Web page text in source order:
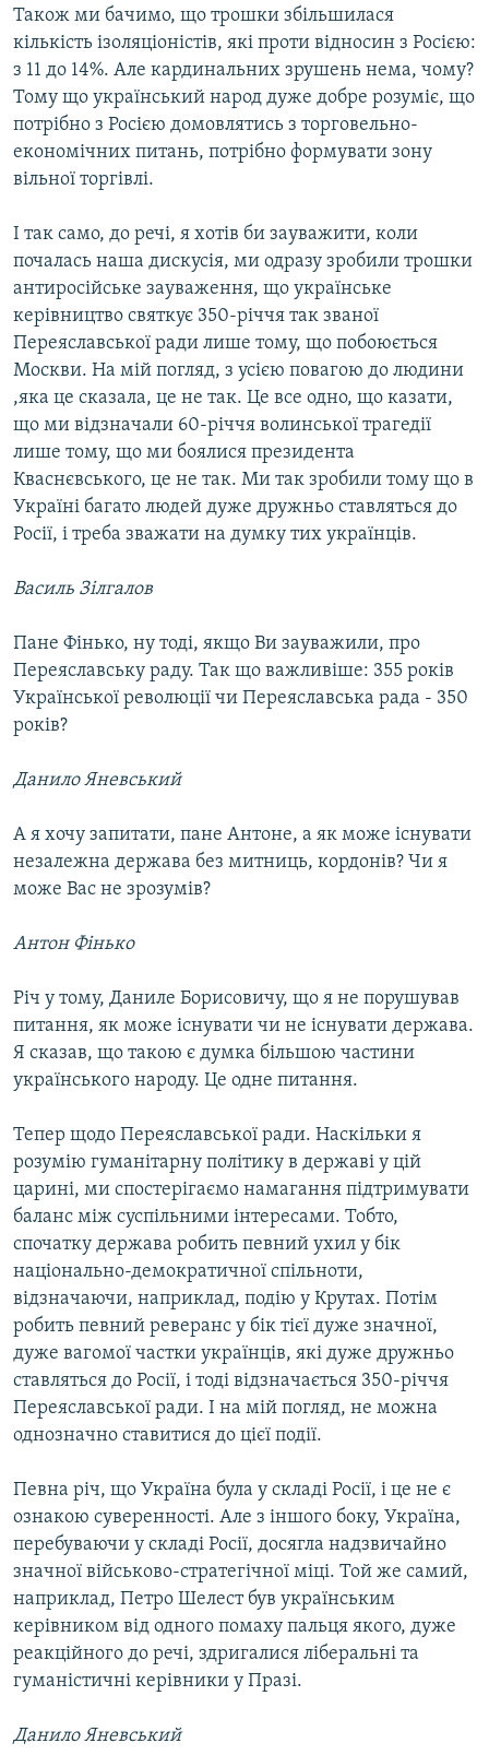
Також ми бачимо, що трошки збільшилася
кількість ізоляціоністів, які проти відносин з Росією:
з 11 до 14%. Але кардинальних зрушень нема, чому?
Тому що український народ дуже добре розуміє, що
потрібно з Росією домовлятись з торговельно-
економічних питань, потрібно формувати зону
вільної торгівлі.
І так само, до речі, я хотів би зауважити, коли
почалась наша дискусія, ми одразу зробили трошки
антиросійське зауваження, що українське
керівництво святкує 350-річчя так званої
Переяславської ради лише тому, що побоюється
Москви. На мій погляд, з усією повагою до людини
,яка це сказала, це не так. Це все одно, що казати,
що ми відзначали 60-річчя волинської трагедії
лише тому, що ми боялися президента
Кваснєвського, це не так. Ми так зробили тому що в
Україні багато людей дуже дружньо ставляться до
Росії, і треба зважати на думку тих українців.
Василь Зілгалов
Пане Фінько, ну тоді, якщо Ви зауважили, про
Переяславську раду. Так що важливіше: 355 років
Української революції чи Переяславська рада - 350
років?
Данило Яневський
А я хочу запитати, пане Антоне, а як може існувати
незалежна держава без митниць, кордонів? Чи я
може Вас не зрозумів?
Антон Фінько
Річ у тому, Даниле Борисовичу, що я не порушував
питання, як може існувати чи не існувати держава.
Я сказав, що такою є думка більшою частини
українського народу. Це одне питання.
Тепер щодо Переяславської ради. Наскільки я
розумію гуманітарну політику в державі у цій
царині, ми спостерігаємо намагання підтримувати
баланс між суспільними інтересами. Тобто,
спочатку держава робить певний ухил у бік
національно-демократичної спільноти,
відзначаючи, наприклад, подію у Крутах. Потім
робить певний реверанс у бік тієї дуже значної,
дуже вагомої частки українців, які дуже дружньо
ставляться до Росії, і тоді відзначається 350-річчя
Переяславської ради. І на мій погляд, не можна
однозначно ставитися до цієї події.
Певна річ, що Україна була у складі Росії, і це не є
ознакою суверенності. Але з іншого боку, Україна,
перебуваючи у складі Росії, досягла надзвичайно
значної військово-стратегічної міці. Той же самий,
наприклад, Петро Шелест був українським
керівником від одного помаху пальця якого, дуже
реакційного до речі, здригалися ліберальні та
гуманістичні керівники у Празі.
Данило Яневський